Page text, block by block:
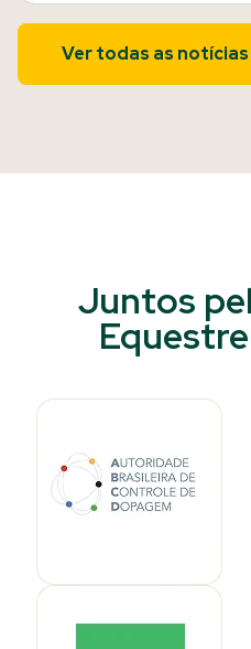
Ver todas as notícias
Juntos